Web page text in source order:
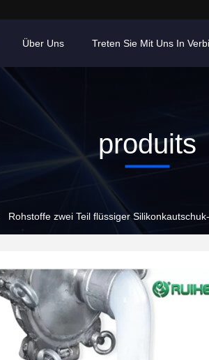
Über Uns Treten Sie Mit Uns In
produits
Rohstoffe zwei Teil flüssiger